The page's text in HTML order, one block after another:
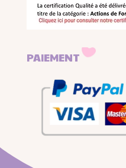
PAIEMENT